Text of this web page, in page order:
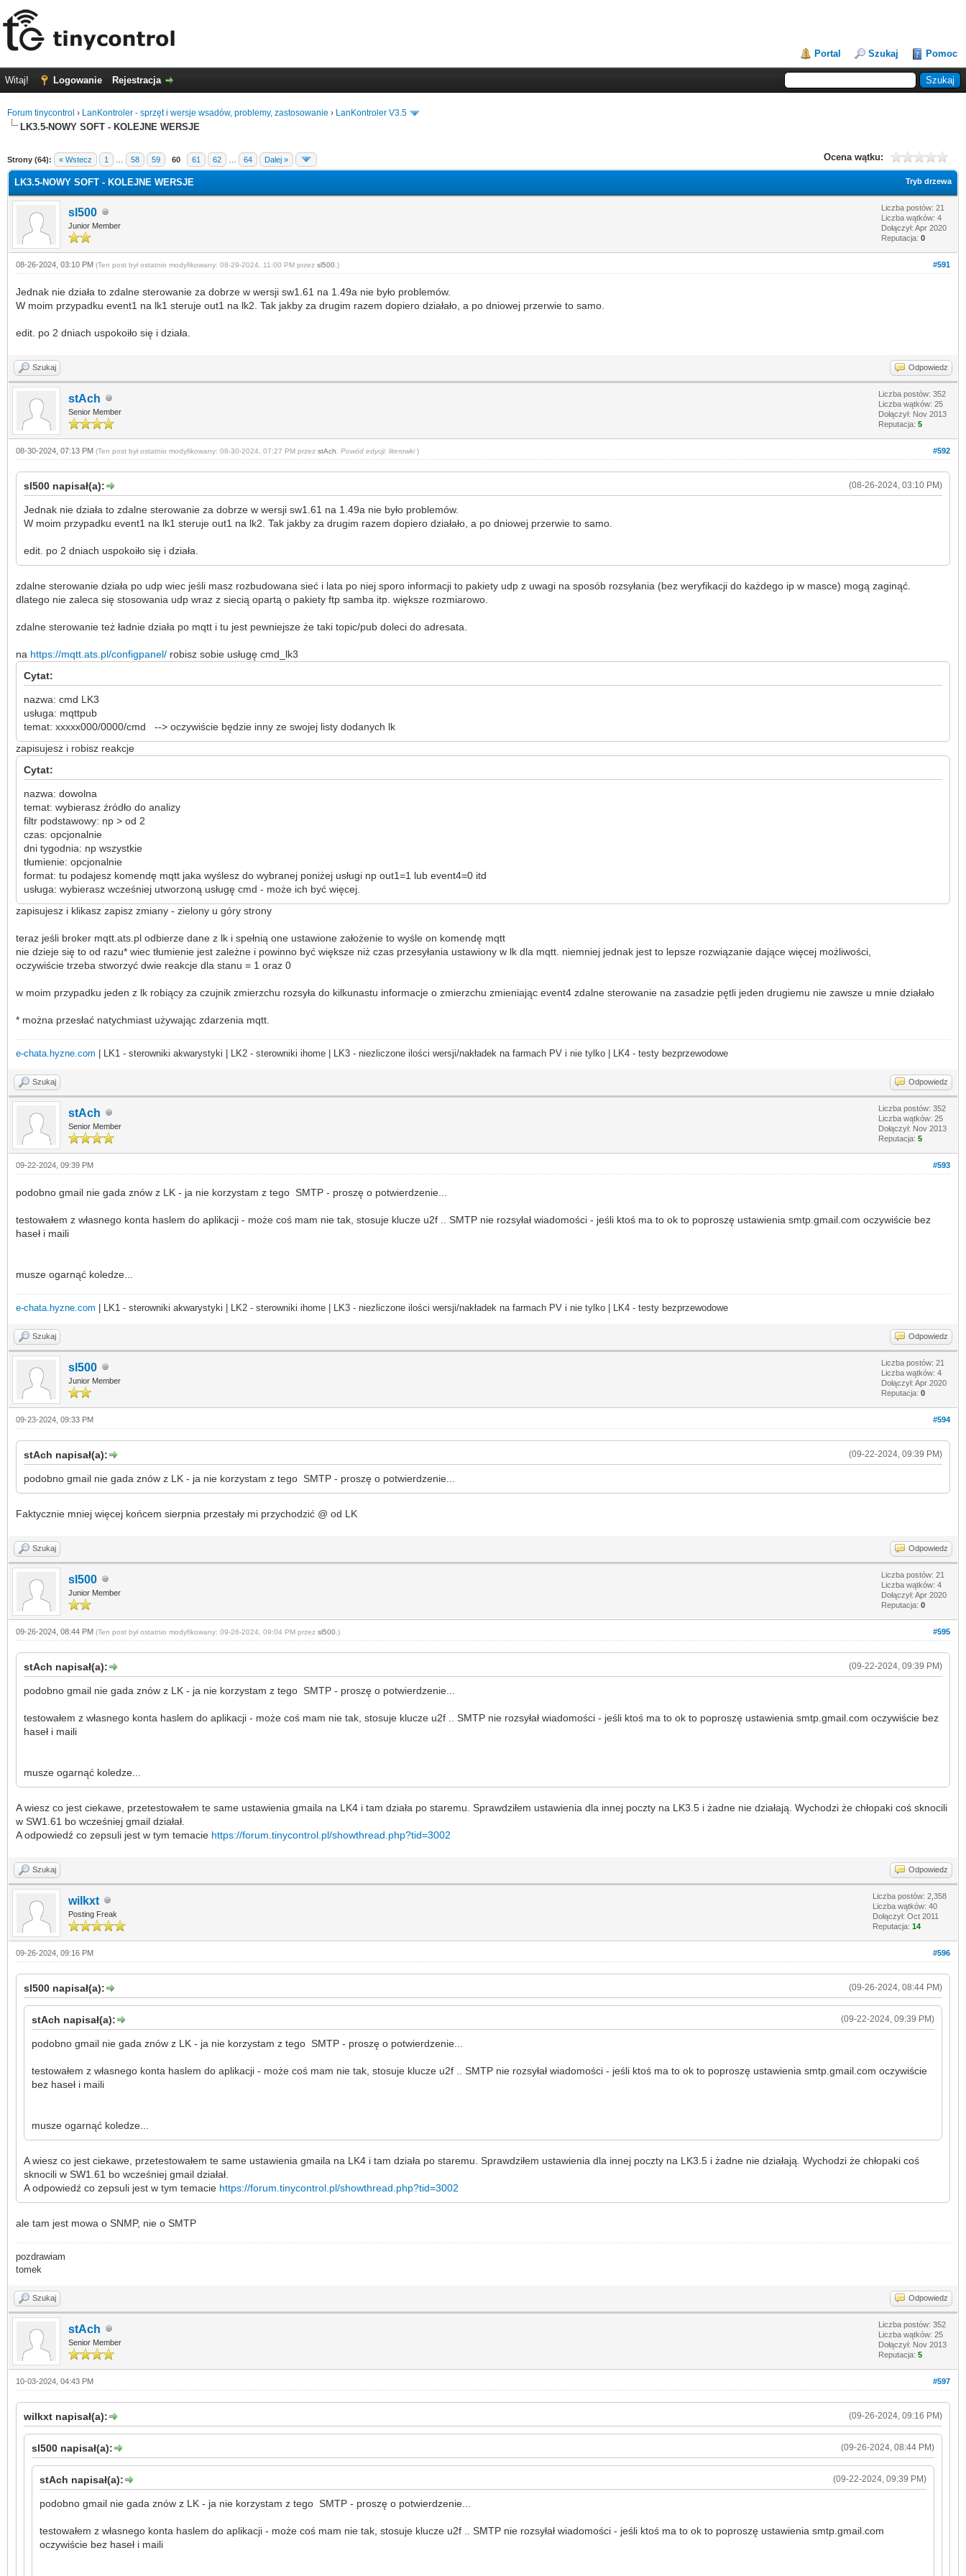
Portal Szukaj Pomoc
Witaj! Logowanie Rejestracja
Forum tinycontrol › LanKontroler - sprzęt i wersje wsadów, problemy, zastosowanie › LanKontroler V3.5
LK3.5-NOWY SOFT - KOLEJNE WERSJE
Strony (64): « Wstecz 1 58 59 60 61 62 64 Dalej » Ocena wątku:
0 głosów - średnia: 0
1
2
3
4
5
Tryb drzewa
LK3.5-NOWY SOFT - KOLEJNE WERSJE
sl500
Junior Member
Liczba postów: 21
Liczba wątków: 4
Dołączył: Apr 2020
Reputacja: 0
#591
08-26-2024, 03:10 PM (Ten post był ostatnio modyfikowany: 08-29-2024, 11:00 PM przez sl500 .)
Jednak nie działa to zdalne sterowanie za dobrze w wersji sw1.61 na 1.49a nie było problemów.
W moim przypadku event1 na lk1 steruje out1 na lk2. Tak jakby za drugim razem dopiero działało, a po dniowej przerwie to samo.
edit. po 2 dniach uspokoiło się i działa.
Szukaj Odpowiedz
stAch
Senior Member
Liczba postów: 352
Liczba wątków: 25
Dołączył: Nov 2013
Reputacja: 5
#592
08-30-2024, 07:13 PM (Ten post był ostatnio modyfikowany: 08-30-2024, 07:27 PM przez stAch Powód edycji: literowki )
(08-26-2024, 03:10 PM)
sl500 napisał(a):
Jednak nie działa to zdalne sterowanie za dobrze w wersji sw1.61 na 1.49a nie było problemów.
W moim przypadku event1 na lk1 steruje out1 na lk2. Tak jakby za drugim razem dopiero działało, a po dniowej przerwie to samo.
edit. po 2 dniach uspokoiło się i działa.
zdalne sterowanie działa po udp wiec jeśli masz rozbudowana sieć i lata po niej sporo informacji to pakiety udp z uwagi na sposób rozsyłania (bez weryfikacji do każdego ip w masce) mogą zaginąć.
dlatego nie zaleca się stosowania udp wraz z siecią opartą o pakiety ftp samba itp. większe rozmiarowo.
zdalne sterowanie też ładnie działa po mqtt i tu jest pewniejsze że taki topic/pub doleci do adresata.
na https://mqtt.ats.pl/configpanel/ robisz sobie usługę cmd_lk3
Cytat:
nazwa: cmd LK3
usługa: mqttpub
temat: xxxxx000/0000/cmd --> oczywiście będzie inny ze swojej listy dodanych lk
zapisujesz i robisz reakcje
Cytat:
nazwa: dowolna
temat: wybierasz źródło do analizy
filtr podstawowy: np > od 2
czas: opcjonalnie
dni tygodnia: np wszystkie
tłumienie: opcjonalnie
format: tu podajesz komendę mqtt jaka wyślesz do wybranej poniżej usługi np out1=1 lub event4=0 itd
usługa: wybierasz wcześniej utworzoną usługę cmd - może ich być więcej.
zapisujesz i klikasz zapisz zmiany - zielony u góry strony
teraz jeśli broker mqtt.ats.pl odbierze dane z lk i spełnią one ustawione założenie to wyśle on komendę mqtt
nie dzieje się to od razu* wiec tłumienie jest zależne i powinno być większe niż czas przesyłania ustawiony w lk dla mqtt. niemniej jednak jest to lepsze rozwiązanie dające więcej możliwości,
oczywiście trzeba stworzyć dwie reakcje dla stanu = 1 oraz 0
w moim przypadku jeden z lk robiący za czujnik zmierzchu rozsyła do kilkunastu informacje o zmierzchu zmieniając event4 zdalne sterowanie na zasadzie pętli jeden drugiemu nie zawsze u mnie działało
* można przesłać natychmiast używając zdarzenia mqtt.
e-chata.hyzne.com | LK1 - sterowniki akwarystyki | LK2 - sterowniki ihome | LK3 - niezliczone ilości wersji/nakładek na farmach PV i nie tylko | LK4 - testy bezprzewodowe
Szukaj Odpowiedz
stAch
Senior Member
Liczba postów: 352
Liczba wątków: 25
Dołączył: Nov 2013
Reputacja: 5
#593
09-22-2024, 09:39 PM
podobno gmail nie gada znów z LK - ja nie korzystam z tego SMTP - proszę o potwierdzenie...
testowałem z własnego konta haslem do aplikacji - może coś mam nie tak, stosuje klucze u2f .. SMTP nie rozsyłał wiadomości - jeśli ktoś ma to ok to poproszę ustawienia smtp.gmail.com oczywiście bez
haseł i maili
musze ogarnąć koledze...
e-chata.hyzne.com | LK1 - sterowniki akwarystyki | LK2 - sterowniki ihome | LK3 - niezliczone ilości wersji/nakładek na farmach PV i nie tylko | LK4 - testy bezprzewodowe
Szukaj Odpowiedz
sl500
Junior Member
Liczba postów: 21
Liczba wątków: 4
Dołączył: Apr 2020
Reputacja: 0
#594
09-23-2024, 09:33 PM
(09-22-2024, 09:39 PM)
stAch napisał(a):
podobno gmail nie gada znów z LK - ja nie korzystam z tego SMTP - proszę o potwierdzenie...
Faktycznie mniej więcej końcem sierpnia przestały mi przychodzić @ od LK
Szukaj Odpowiedz
sl500
Junior Member
Liczba postów: 21
Liczba wątków: 4
Dołączył: Apr 2020
Reputacja: 0
#595
09-26-2024, 08:44 PM (Ten post był ostatnio modyfikowany: 09-26-2024, 09:04 PM przez sl500 .)
(09-22-2024, 09:39 PM)
stAch napisał(a):
podobno gmail nie gada znów z LK - ja nie korzystam z tego SMTP - proszę o potwierdzenie...
testowałem z własnego konta haslem do aplikacji - może coś mam nie tak, stosuje klucze u2f .. SMTP nie rozsyłał wiadomości - jeśli ktoś ma to ok to poproszę ustawienia smtp.gmail.com oczywiście bez
haseł i maili
musze ogarnąć koledze...
A wiesz co jest ciekawe, przetestowałem te same ustawienia gmaila na LK4 i tam działa po staremu. Sprawdziłem ustawienia dla innej poczty na LK3.5 i żadne nie działają. Wychodzi że chłopaki coś sknocili
w SW1.61 bo wcześniej gmail działał.
A odpowiedź co zepsuli jest w tym temacie https://forum.tinycontrol.pl/showthread.php?tid=3002
Szukaj Odpowiedz
wilkxt
Posting Freak
Liczba postów: 2,358
Liczba wątków: 40
Dołączył: Oct 2011
Reputacja: 14
#596
09-26-2024, 09:16 PM
(09-26-2024, 08:44 PM)
sl500 napisał(a):
(09-22-2024, 09:39 PM)
stAch napisał(a):
podobno gmail nie gada znów z LK - ja nie korzystam z tego SMTP - proszę o potwierdzenie...
testowałem z własnego konta haslem do aplikacji - może coś mam nie tak, stosuje klucze u2f .. SMTP nie rozsyłał wiadomości - jeśli ktoś ma to ok to poproszę ustawienia smtp.gmail.com oczywiście
bez haseł i maili
musze ogarnąć koledze...
A wiesz co jest ciekawe, przetestowałem te same ustawienia gmaila na LK4 i tam działa po staremu. Sprawdziłem ustawienia dla innej poczty na LK3.5 i żadne nie działają. Wychodzi że chłopaki coś
sknocili w SW1.61 bo wcześniej gmail działał.
A odpowiedź co zepsuli jest w tym temacie https://forum.tinycontrol.pl/showthread.php?tid=3002
ale tam jest mowa o SNMP, nie o SMTP
pozdrawiam
tomek
Szukaj Odpowiedz
stAch
Senior Member
Liczba postów: 352
Liczba wątków: 25
Dołączył: Nov 2013
Reputacja: 5
#597
10-03-2024, 04:43 PM
(09-26-2024, 09:16 PM)
wilkxt napisał(a):
(09-26-2024, 08:44 PM)
sl500 napisał(a):
(09-22-2024, 09:39 PM)
stAch napisał(a):
podobno gmail nie gada znów z LK - ja nie korzystam z tego SMTP - proszę o potwierdzenie...
testowałem z własnego konta haslem do aplikacji - może coś mam nie tak, stosuje klucze u2f .. SMTP nie rozsyłał wiadomości - jeśli ktoś ma to ok to poproszę ustawienia smtp.gmail.com
oczywiście bez haseł i maili